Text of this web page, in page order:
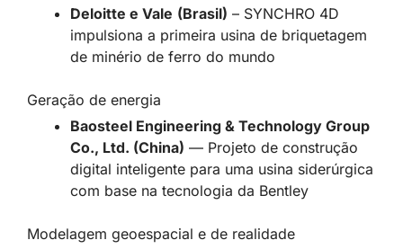
Deloitte e Vale (Brasil) – SYNCHRO 4D
impulsiona a primeira usina de briquetagem
de minério de ferro do mundo
Geração de energia
Baosteel Engineering & Technology Group
Co., Ltd. (China) — Projeto de construção
digital inteligente para uma usina siderúrgica
com base na tecnologia da Bentley
Modelagem geoespacial e de realidade